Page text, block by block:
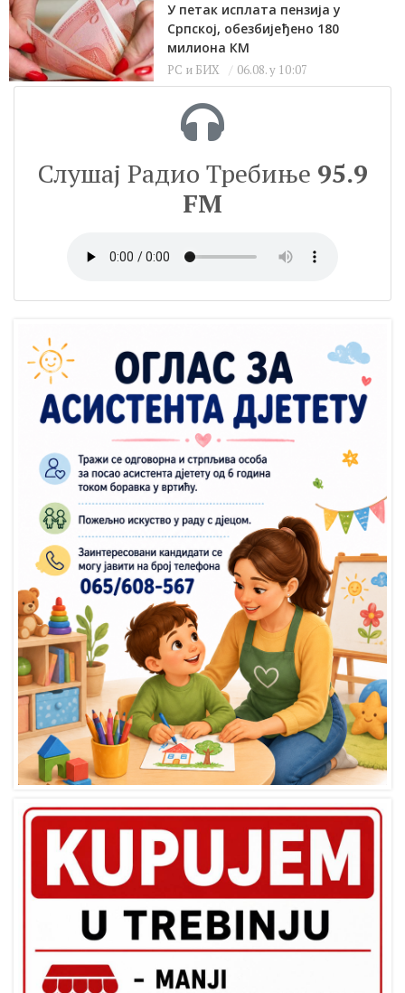
У петак исплата пензија у
Српској, обезбијеђено 180
милиона КМ
РС и БИХ 06.08. у 10:07
Слушај Радио Требиње 95.9
FM